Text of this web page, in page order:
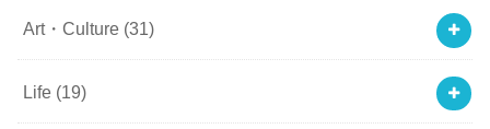
Art・Culture (31)
Life (19)